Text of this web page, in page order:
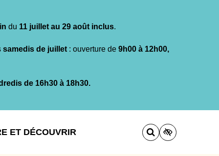
du 11 juillet au 29 août inclus.
samedis de juillet : ouverture de 9h00 à 12h00,
de 16h30 à 18h30.
ET DÉCOUVRIR